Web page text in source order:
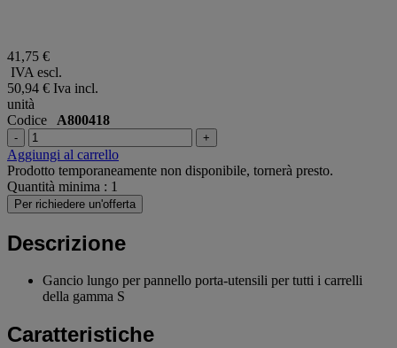
41,75 €
IVA escl.
50,94 € Iva incl.
unità
Codice A800418
- +
Aggiungi al carrello
Prodotto temporaneamente non disponibile, tornerà presto.
Quantità minima : 1
Per richiedere un'offerta
Descrizione
Gancio lungo per pannello porta-utensili per tutti i carrelli
della gamma S
Caratteristiche